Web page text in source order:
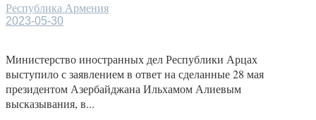
Республика Армения
2023-05-30
Министерство иностранных дел Республики Арцах
выступило с заявлением в ответ на сделанные 28 мая
президентом Азербайджана Ильхамом Алиевым
высказывания, в...